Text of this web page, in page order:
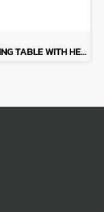
DOME DINING TABLE WITH HERA CHAIRS